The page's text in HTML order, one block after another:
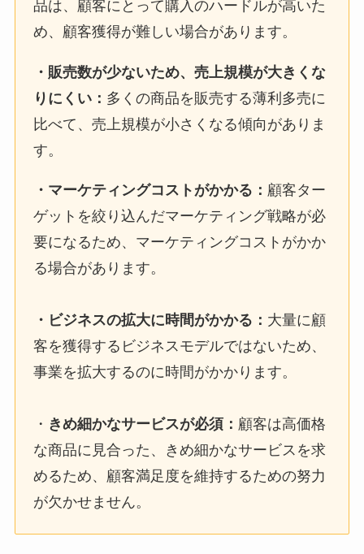
品は、顧客にとって購入のハードルが高いた
め、顧客獲得が難しい場合があります。
・ 販売数が少ないため、売上規模が大きくな
りにくい ： 多くの商品を販売する薄利多売に
比べて、売上規模が小さくなる傾向がありま
す。
・ マーケティングコストがかかる ： 顧客ター
ゲットを絞り込んだマーケティング戦略が必
要になるため、マーケティングコストがかか
る場合があります。
・ ビジネスの拡大に時間がかかる ： 大量に顧
客を獲得するビジネスモデルではないため、
事業を拡大するのに時間がかかります。
・ きめ細かなサービスが必須 ： 顧客は高価格
な商品に見合った、きめ細かなサービスを求
めるため、顧客満足度を維持するための努力
が欠かせません。